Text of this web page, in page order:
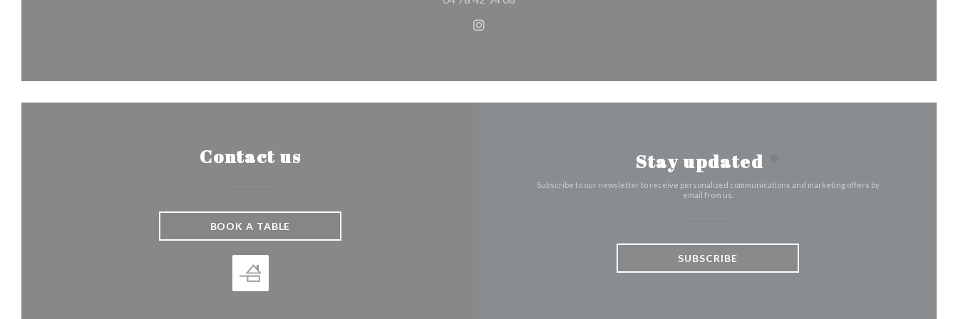
Instagram ((opens in a new window))
Contact us
BOOK A TABLE
Stay updated
Subscribe to our newsletter to receive personalized communications and marketing offers by
email from us.
SUBSCRIBE